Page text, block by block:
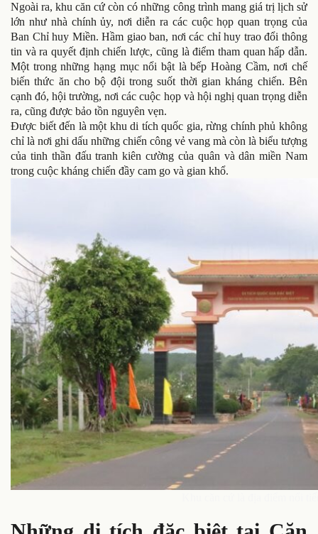
Ngoài ra, khu căn cứ còn có những công trình mang giá trị lịch sử
lớn như nhà chính ủy, nơi diễn ra các cuộc họp quan trọng của
Ban Chỉ huy Miền. Hầm giao ban, nơi các chỉ huy trao đổi thông
tin và ra quyết định chiến lược, cũng là điểm tham quan hấp dẫn.
Một trong những hạng mục nổi bật là bếp Hoàng Cầm, nơi chế
biến thức ăn cho bộ đội trong suốt thời gian kháng chiến. Bên
cạnh đó, hội trường, nơi các cuộc họp và hội nghị quan trọng diễn
ra, cũng được bảo tồn nguyên vẹn.
Được biết đến là một khu di tích quốc gia, rừng chính phủ không
chỉ là nơi ghi dấu những chiến công vẻ vang mà còn là biểu tượng
của tinh thần đấu tranh kiên cường của quân và dân miền Nam
trong cuộc kháng chiến đầy cam go và gian khổ.